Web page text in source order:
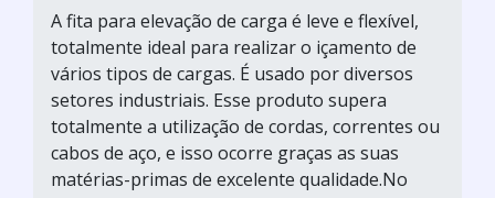
A fita para elevação de carga é leve e flexível,
totalmente ideal para realizar o içamento de
vários tipos de cargas. É usado por diversos
setores industriais. Esse produto supera
totalmente a utilização de cordas, correntes ou
cabos de aço, e isso ocorre graças as suas
matérias-primas de excelente qualidade.No